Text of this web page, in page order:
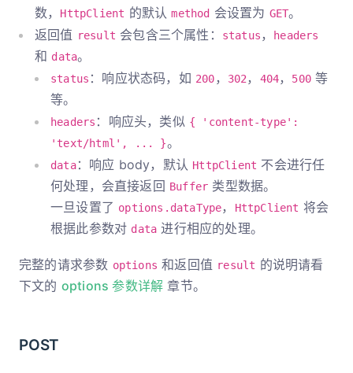
数，
HttpClient 的默认method 会设置为 GET。
返回值 result 会包含三个属性： status ， headers
和 data。
status ：响应状态码，如 200 ， 302 ， 404， 500 等
等。
headers ：响应头，类似 { 'content-type':
'text/html', ... }。
data：响应 body，默认 HttpClient 不会进行任
何处理，会直接返回 Buffer 类型数据。
一旦设置了 options.dataType， HttpClient 将会
根据此参数对 data 进行相应的处理。
完整的请求参数 options 和返回值 result 的说明请看
下文的 options 参数详解 章节。
POST